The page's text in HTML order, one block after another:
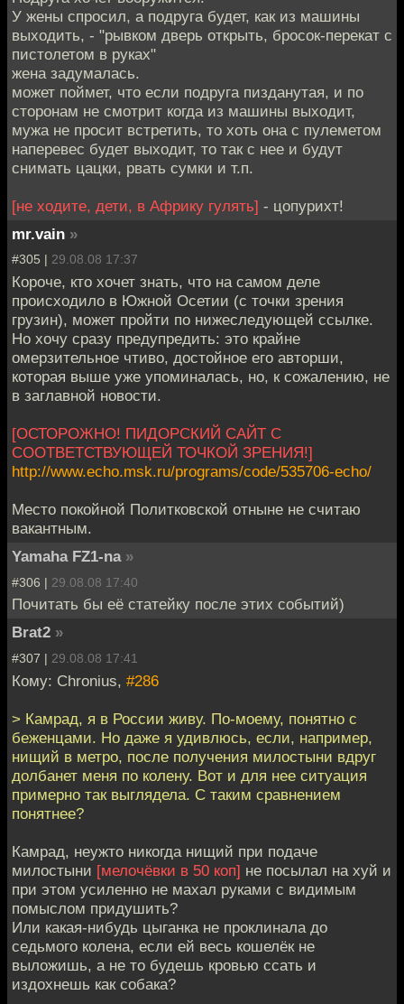
У жены спросил, а подруга будет, как из машины
выходить, - "рывком дверь открыть, бросок-перекат с
пистолетом в руках"
жена задумалась.
может поймет, что если подруга пизданутая, и по
сторонам не смотрит когда из машины выходит,
мужа не просит встретить, то хоть она с пулеметом
наперевес будет выходит, то так с нее и будут
снимать цацки, рвать сумки и т.п.
[не ходите, дети, в Африку гулять] - цопурихт!
mr.vain »
#305 | 29.08.08 17:37
Короче, кто хочет знать, что на самом деле
происходило в Южной Осетии (с точки зрения
грузин), может пройти по нижеследующей ссылке.
Но хочу сразу предупредить: это крайне
омерзительное чтиво, достойное его авторши,
которая выше уже упоминалась, но, к сожалению, не
в заглавной новости.
[ОСТОРОЖНО! ПИДОРСКИЙ САЙТ С
СООТВЕТСТВУЮЩЕЙ ТОЧКОЙ ЗРЕНИЯ!]
http://www.echo.msk.ru/programs/code/535706-echo/
Место покойной Политковской отныне не считаю
вакантным.
Yamaha FZ1-na »
#306 | 29.08.08 17:40
Почитать бы её статейку после этих событий)
Brat2 »
#307 | 29.08.08 17:41
Кому: Chronius, #286
> Камрад, я в России живу. По-моему, понятно с
беженцами. Но даже я удивлюсь, если, например,
нищий в метро, после получения милостыни вдруг
долбанет меня по колену. Вот и для нее ситуация
примерно так выглядела. С таким сравнением
понятнее?
Камрад, неужто никогда нищий при подаче
милостыни [мелочёвки в 50 коп] не посылал на хуй и
при этом усиленно не махал руками с видимым
помыслом придушить?
Или какая-нибудь цыганка не проклинала до
седьмого колена, если ей весь кошелёк не
выложишь, а не то будешь кровью ссать и
издохнешь как собака?